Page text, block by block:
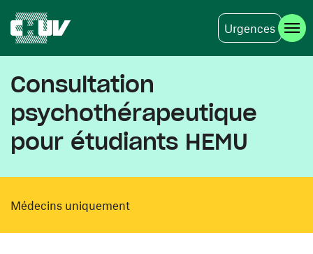
Urgences
Consultation
psychothérapeutique
pour étudiants HEMU
Médecins uniquement